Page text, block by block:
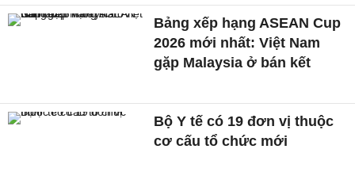
Bảng xếp hạng ASEAN Cup
2026 mới nhất: Việt Nam
gặp Malaysia ở bán kết
Bộ Y tế có 19 đơn vị thuộc
cơ cấu tổ chức mới